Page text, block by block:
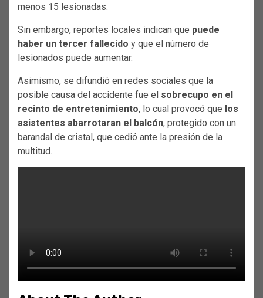
menos 15 lesionadas.
Sin embargo, reportes locales indican que puede
haber un tercer fallecido y que el número de
lesionados puede aumentar.
Asimismo, se difundió en redes sociales que la
posible causa del accidente fue el sobrecupo en el
recinto de entretenimiento, lo cual provocó que los
asistentes abarrotaran el balcón, protegido con un
barandal de cristal, que cedió ante la presión de la
multitud.